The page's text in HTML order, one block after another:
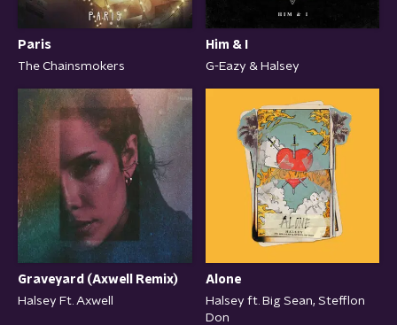
Paris
The Chainsmokers
Him & I
G-Eazy & Halsey
Graveyard (Axwell Remix)
Halsey Ft. Axwell
Alone
Halsey ft. Big Sean, Stefflon
Don